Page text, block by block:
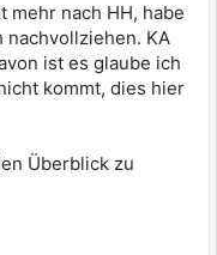
mehr nach HH, habe
nachvollziehen. KA
ist es glaube ich
kommt, dies hier
Überblick zu